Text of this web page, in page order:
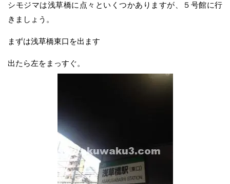
シモジマは浅草橋に点々といくつかありますが、５号館に行
きましょう。
まずは浅草橋東口を出ます
出たら左をまっすぐ。